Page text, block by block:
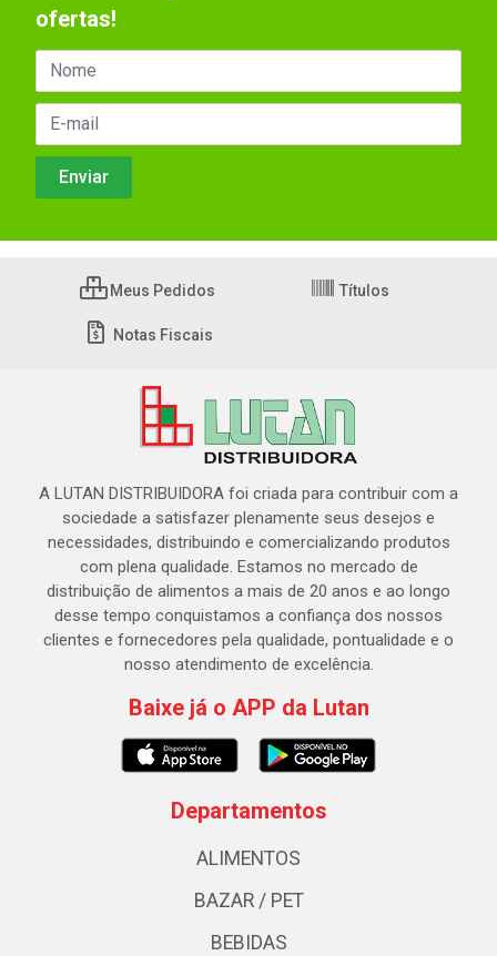
ofertas!
Meus Pedidos Títulos
Notas Fiscais
A LUTAN DISTRIBUIDORA foi criada para contribuir com a
sociedade a satisfazer plenamente seus desejos e
necessidades, distribuindo e comercializando produtos
com plena qualidade. Estamos no mercado de
distribuição de alimentos a mais de 20 anos e ao longo
desse tempo conquistamos a confiança dos nossos
clientes e fornecedores pela qualidade, pontualidade e o
nosso atendimento de excelência.
Baixe já o APP da Lutan
Departamentos
ALIMENTOS
BAZAR / PET
BEBIDAS